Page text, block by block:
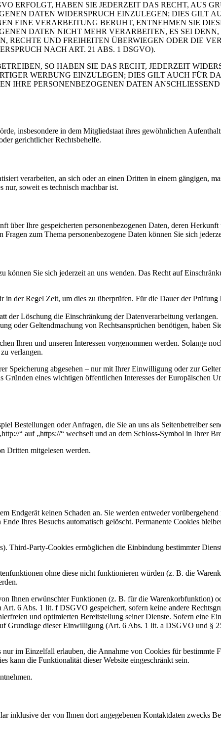
ERFOLGT, HABEN SIE JEDERZEIT DAS RECHT, AUS
DATEN WIDERSPRUCH EINZULEGEN; DIES GILT
EINE VERARBEITUNG BERUHT, ENTNEHMEN SIE
DATEN NICHT MEHR VERARBEITEN, ES SEI
RECHTE UND FREIHEITEN ÜBERWIEGEN ODER DIE
NACH ART. 21 ABS. 1 DSGVO).
SO HABEN SIE DAS RECHT, JEDERZEIT
WERBUNG EINZULEGEN; DIES GILT AUCH FÜR
IHRE PERSONENBEZOGENEN DATEN
insbesondere in dem Mitgliedstaat ihres gewöhnlichen
gerichtlicher Rechtsbehelfe.
verarbeiten, an sich oder an einen Dritten in einem gängigen,
soweit es technisch machbar ist.
über Ihre gespeicherten personenbezogenen Daten, deren
zum Thema personenbezogene Daten können Sie sich
Sie sich jederzeit an uns wenden. Das Recht auf
der Regel Zeit, um dies zu überprüfen. Für die Dauer der
der Löschung die Einschränkung der Datenverarbeitung verlangen.
oder Geltendmachung von Rechtsansprüchen benötigen, haben
Ihren und unseren Interessen vorgenommen werden. Solange
verlangen.
Speicherung abgesehen – nur mit Ihrer Einwilligung oder zur
eines wichtigen öffentlichen Interesses der Europäischen
Bestellungen oder Anfragen, die Sie an uns als Seitenbetreiber
“ auf „https://“ wechselt und an dem Schloss-Symbol in Ihrer
Dritten mitgelesen werden.
Endgerät keinen Schaden an. Sie werden entweder
Ihres Besuchs automatisch gelöscht. Permanente Cookies
Third-Party-Cookies ermöglichen die Einbindung bestimmter
ohne diese nicht funktionieren würden (z. B. die
Ihnen erwünschter Funktionen (z. B. für die Warenkorbfunktion)
6 Abs. 1 lit. f DSGVO gespeichert, sofern keine andere
und optimierten Bereitstellung seiner Dienste. Sofern eine
Grundlage dieser Einwilligung (Art. 6 Abs. 1 lit. a DSGVO und
im Einzelfall erlauben, die Annahme von Cookies für bestimmte
kann die Funktionalität dieser Website eingeschränkt sein.
inklusive der von Ihnen dort angegebenen Kontaktdaten zwecks